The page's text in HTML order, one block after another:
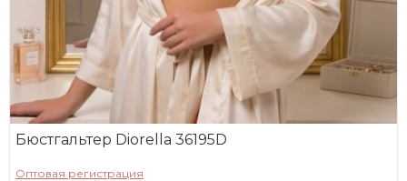
Бюстгальтер Diorella 36195D
Оптовая регистрация